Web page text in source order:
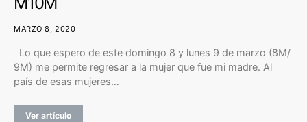
MARZO 8, 2020
Lo que espero de este domingo 8 y lunes 9 de marzo (8M/
9M) me permite regresar a la mujer que fue mi madre. Al
país de esas mujeres…
Ver artículo